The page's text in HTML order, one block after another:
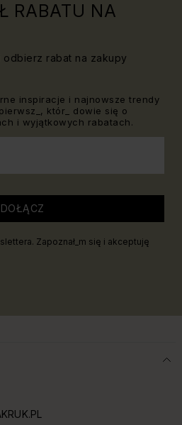
RABATU NA
odbierz rabat na zakupy
inspiracje i najnowsze trendy
któr_ dowie się o
i wyjątkowych rabatach.
DOŁĄCZ
Zapoznał_m się i akceptuję